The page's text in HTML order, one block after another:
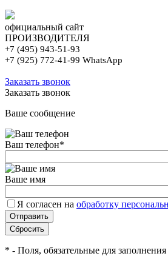
официальный сайт
ПРОИЗВОДИТЕЛЯ
+7 (495) 943-51-93
+7 (925) 772-41-99 WhatsApp
Заказать звонок
Заказать звонок
Ваше сообщение
Ваш телефон*
Ваше имя
Я согласен на обработку
* - Поля, обязательные для заполнения